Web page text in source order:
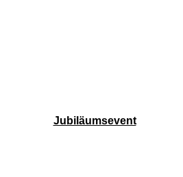
Jubiläumsevent